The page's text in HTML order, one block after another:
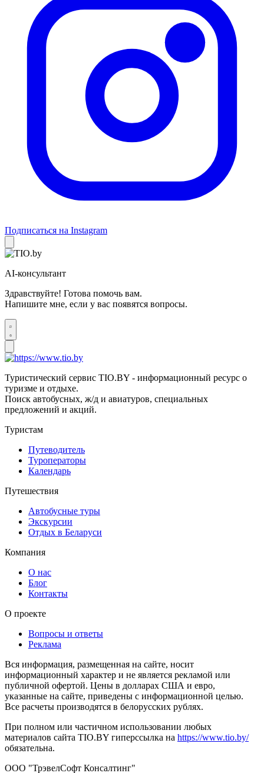
Подписаться на Instagram
AI-консультант
Здравствуйте! Готова помочь вам.
Напишите мне, если у вас появятся вопросы.
Туристический сервис TIO.BY - информационный ресурс о
туризме и отдыхе.
Поиск автобусных, ж/д и авиатуров, специальных
предложений и акций.
Туристам
Путеводитель
Туроператоры
Календарь
Путешествия
Автобусные туры
Экскурсии
Отдых в Беларуси
Компания
О нас
Блог
Контакты
О проекте
Вопросы и ответы
Реклама
Вся информация, размещенная на сайте, носит
информационный характер и не является рекламой или
публичной офертой. Цены в долларах США и евро,
указанные на сайте, приведены с информационной целью.
Все расчеты производятся в белорусских рублях.
При полном или частичном использовании любых
материалов сайта TIO.BY гиперссылка на https://www.tio.by/
обязательна.
ООО "ТрэвелСофт Консалтинг"